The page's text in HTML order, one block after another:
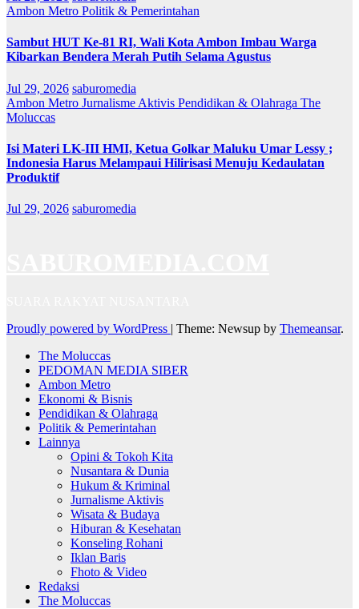
Ambon Metro Politik & Pemerintahan
Sambut HUT Ke-81 RI, Wali Kota Ambon Imbau Warga
Kibarkan Bendera Merah Putih Selama Agustus
Jul 29, 2026 saburomedia
Ambon Metro Jurnalisme Aktivis Pendidikan & Olahraga The
Moluccas
Isi Materi LK-III HMI, Ketua Golkar Maluku Umar Lessy ;
Indonesia Harus Melampaui Hilirisasi Menuju Kedaulatan
Produktif
Jul 29, 2026 saburomedia
Proudly powered by WordPress | Theme: Newsup by Themeansar.
The Moluccas
PEDOMAN MEDIA SIBER
Ambon Metro
Ekonomi & Bisnis
Pendidikan & Olahraga
Politik & Pemerintahan
Lainnya
Opini & Tokoh Kita
Nusantara & Dunia
Hukum & Kriminal
Jurnalisme Aktivis
Wisata & Budaya
Hiburan & Kesehatan
Konseling Rohani
Iklan Baris
Fhoto & Video
Redaksi
The Moluccas